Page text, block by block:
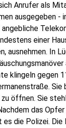
Anrufer als
ausgegeben -
einer
ausnehmen. In
klingeln gegen
Sie
öffnen. Sie
das
es die Polizei.